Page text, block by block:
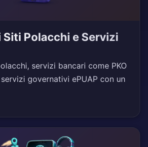
Siti Polacchi e Servizi
servizi bancari come PKO
servizi governativi ePUAP con un